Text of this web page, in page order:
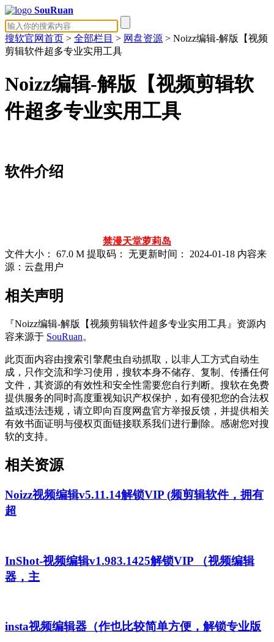
SouRuan
搜软官网首页 > 全部栏目 > 网盘资源 > Noizz编辑-解版【视频
剪辑软件超多专业实用工具
Noizz编辑-解版【视频剪辑软
件超多专业实用工具
软件介绍
禁漫天堂萝莉岛
文件大小：
67.0 M 提取码： 无更新时间： 2024-01-18 内容来
源：云盘用户
相关声明
『Noizz编辑-解版【视频剪辑软件超多专业实用工具』资源内
容来源于 SouRuan。
此页面内容由搜索引擎爬虫自动抓取，以非人工方式自动生
成，只作交流和学习使用，搜软本身不储存、复制、传播任何
文件，其资源的有效性和安全性需要您自行判断。搜软在免费
提供服务的同时高度重视知识产权保护，如有侵犯您的合法权
益或违法违规，请立即向百度网盘官方举报反馈，并提供相关
有效书面证明与侵权页面链接联系我们进行删除。感谢您对搜
软的支持。
相关资源
Noizz视频编辑v5.11.14解锁VIP (频剪辑软件，拥有
超
InShot-视频编辑v1.983.1425解锁VIP （视频编辑
器，主
insta视频编辑器（作也比较简单方便，解锁专业版